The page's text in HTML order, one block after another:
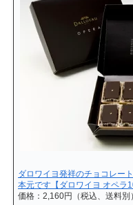
ダロワイヨ発祥のチョコレー
本元です【ダロワイヨ オペラ
価格：2,160円（税込、送料別）